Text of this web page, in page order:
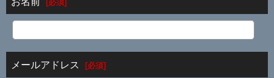
[必須]
メールアドレス [必須]